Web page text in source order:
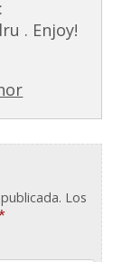
. Enjoy!
Los